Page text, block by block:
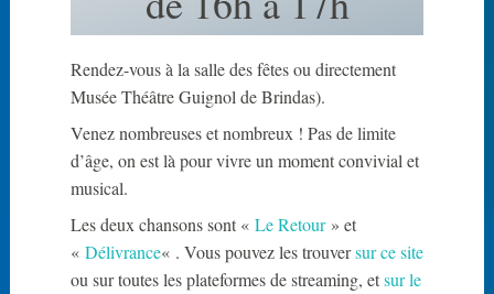
Rendez-vous à la salle des fêtes ou directement
Musée Théâtre Guignol de Brindas).
Venez nombreuses et nombreux ! Pas de limite
d’âge, on est là pour vivre un moment convivial et
musical.
Les deux chansons sont « Le Retour» et
« Délivrance« . Vous pouvez les trouversur ce site
ou sur toutes les plateformes de streaming, etsur le